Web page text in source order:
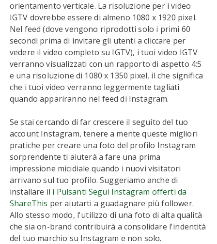
orientamento verticale. La risoluzione per i video
IGTV dovrebbe essere di almeno 1080 x 1920 pixel.
Nel feed (dove vengono riprodotti solo i primi 60
secondi prima di invitare gli utenti a cliccare per
vedere il video completo su IGTV), i tuoi video IGTV
verranno visualizzati con un rapporto di aspetto 4:5
e una risoluzione di 1080 x 1350 pixel, il che significa
che i tuoi video verranno leggermente tagliati
quando appariranno nel feed di Instagram.
Se stai cercando di far crescere il seguito del tuo
account Instagram, tenere a mente queste migliori
pratiche per creare una foto del profilo Instagram
sorprendente ti aiuterà a fare una prima
impressione micidiale quando i nuovi visitatori
arrivano sul tuo profilo. Suggeriamo anche di
installare il i Pulsanti Segui Instagram offerti da
ShareThis per aiutarti a guadagnare più follower.
Allo stesso modo, l'utilizzo di una foto di alta qualità
che sia on-brand contribuirà a consolidare l'indentità
del tuo marchio su Instagram e non solo.